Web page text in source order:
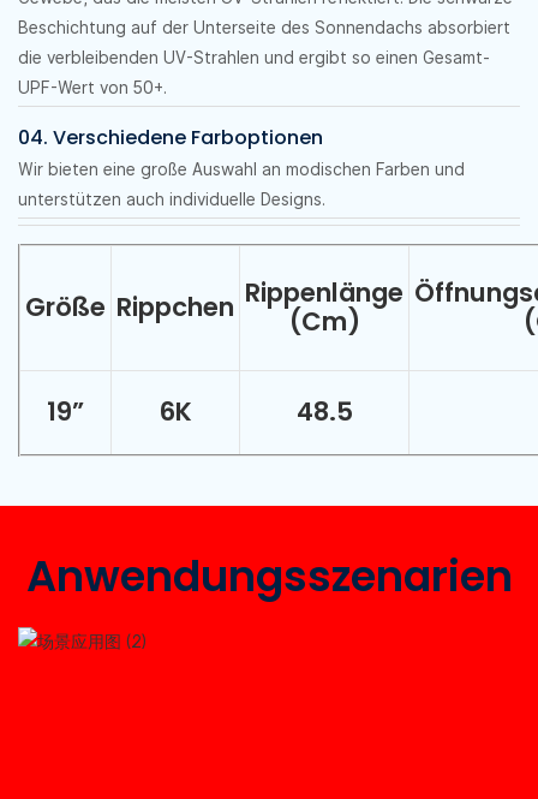
Beschichtung auf der Unterseite des Sonnendachs absorbiert
die verbleibenden UV-Strahlen und ergibt so einen Gesamt-
UPF-Wert von 50+.
04. Verschiedene Farboptionen
Wir bieten eine große Auswahl an modischen Farben und
unterstützen auch individuelle Designs.
Größe Rippchen Rippenlänge
(cm)
19” 6K 48.5
Anwendungsszenarien